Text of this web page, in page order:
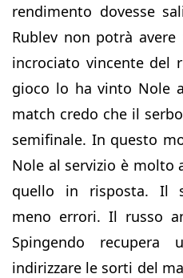
rendimento dovesse
Rublev non potrà
incrociato vincente del
gioco lo ha vinto Nole
match credo che il
semifinale. In questo
Nole al servizio è molto
quello in risposta. Il
meno errori. Il russo
Spingendo
indirizzare le sorti del